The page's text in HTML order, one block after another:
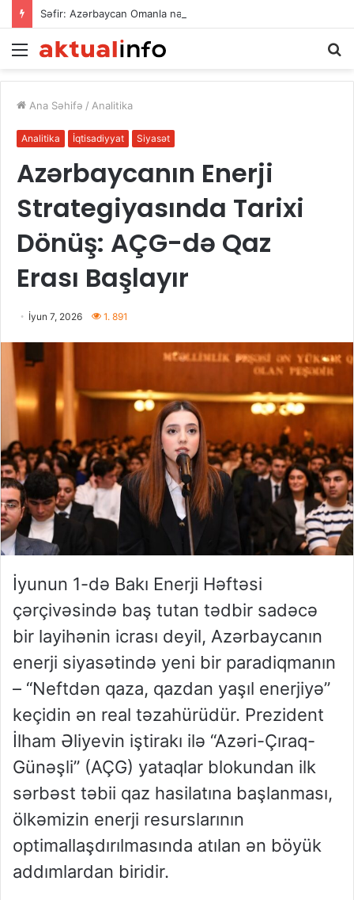
Menu
Ana Səhifə / Analitika
Analitika İqtisadiyyat Siyasət
Azərbaycanın Enerji
Strategiyasında Tarixi
Dönüş: AÇG-də Qaz
Erası Başlayır
İyun 7, 2026 1. 891
İyunun 1-də Bakı Enerji Həftəsi
çərçivəsində baş tutan tədbir sadəcə
bir layihənin icrası deyil, Azərbaycanın
enerji siyasətində yeni bir paradiqmanın
– “Neftdən qaza, qazdan yaşıl enerjiyə”
keçidin ən real təzahürüdür. Prezident
İlham Əliyevin iştirakı ilə “Azəri-Çıraq-
Günəşli” (AÇG) yataqlar blokundan ilk
sərbəst təbii qaz hasilatına başlanması,
ölkəmizin enerji resurslarının
optimallaşdırılmasında atılan ən böyük
addımlardan biridir.